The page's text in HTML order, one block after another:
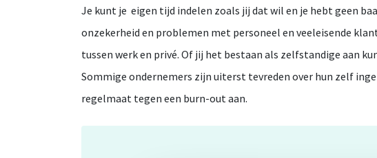
Je kunt je eigen tijd indelen zoals jij dat wil en je hebt geen
onzekerheid en problemen met personeel en veeleisende
tussen werk en privé. Of jij het bestaan als zelfstandige aan
Sommige ondernemers zijn uiterst tevreden over hun zelf
regelmaat tegen een burn-out aan.